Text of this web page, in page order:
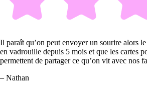
Il paraît qu’on peut envoyer un sourire alors
en vadrouille depuis 5 mois et que les cartes
permettent de partager ce qu’on vit avec nos
– Nathan